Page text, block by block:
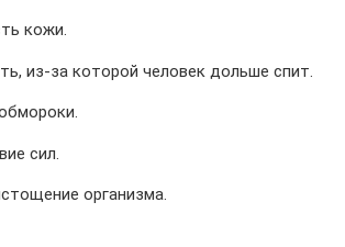
кожи.
из-за которой человек дольше спит.
сил.
организма.